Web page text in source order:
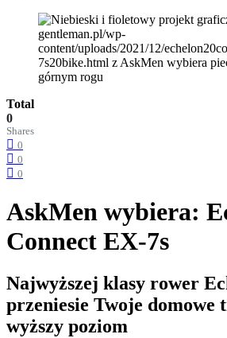
Total
0
Shares
0
0
0
AskMen wybiera:
Connect EX-7s
Najwyższej klasy rower
przeniesie Twoje domowe
wyższy poziom